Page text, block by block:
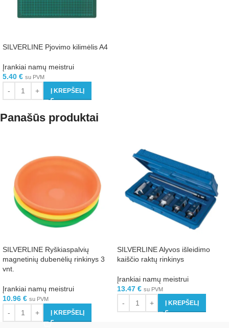
SILVERLINE Pjovimo kilimėlis A4
Įrankiai namų meistrui
5.40 € su PVM
Į KREPŠELĮ
Panašūs produktai
SILVERLINE Ryškiaspalvių
magnetinių dubenėlių rinkinys 3
vnt.
Įrankiai namų meistrui
10.96 € su PVM
Į KREPŠELĮ
SILVERLINE Alyvos išleidimo
kaiščio raktų rinkinys
Įrankiai namų meistrui
13.47 € su PVM
Į KREPŠELĮ